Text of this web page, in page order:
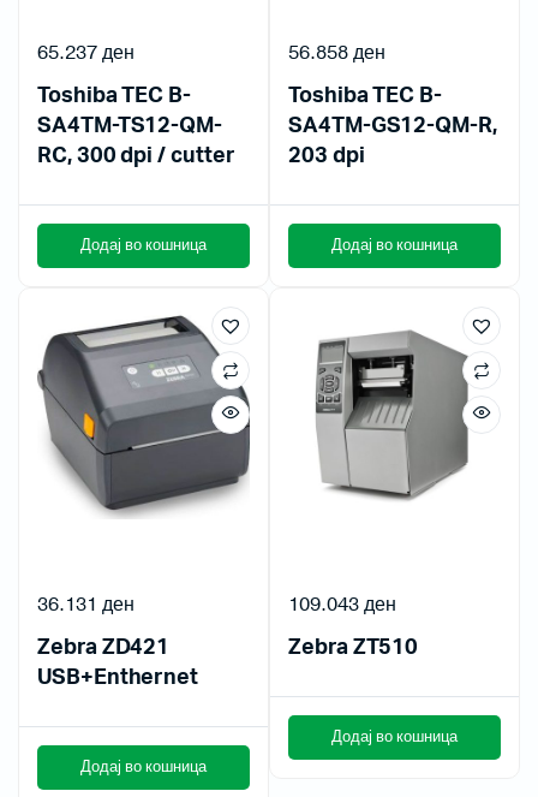
Toshiba TEC B-
SA4TM-TS12-QM-
RC, 300 dpi / cutter
65.237ден
Додај во кошница
Toshiba TEC B-
SA4TM-GS12-QM-R,
203 dpi
56.858ден
Додај во кошница
Zebra ZD421
USB+Enthernet
36.131 ден
Додај во кошница
Zebra ZT510
109.043ден
Додај во кошница